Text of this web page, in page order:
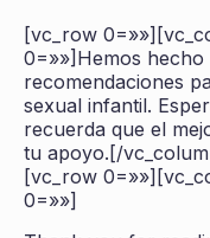
[vc_row
0=»»]Hemos hecho
recomendaciones
sexual infantil.
recuerda que el
tu apoyo.[/
[vc_row
0=»»]